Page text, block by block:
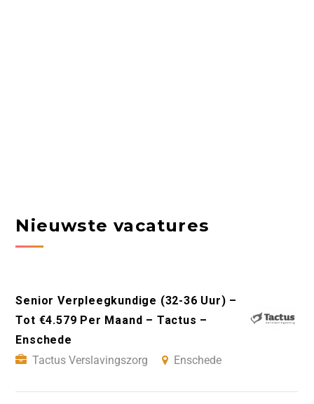
Nieuwste vacatures
Senior Verpleegkundige (32-36 Uur) –
Tot €4.579 Per Maand – Tactus –
Enschede
Tactus Verslavingszorg
Enschede